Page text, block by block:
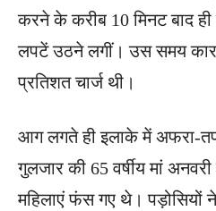
करने के करीब 10 मिनट बाद
लपटें उठने लगीं। उस समय
प्रतिशत चार्ज थी।
आग लगते ही इलाके में अफरा-
गुलजार की 65 वर्षीय मां
महिलाएं फंस गए थे। पड़ोसियों